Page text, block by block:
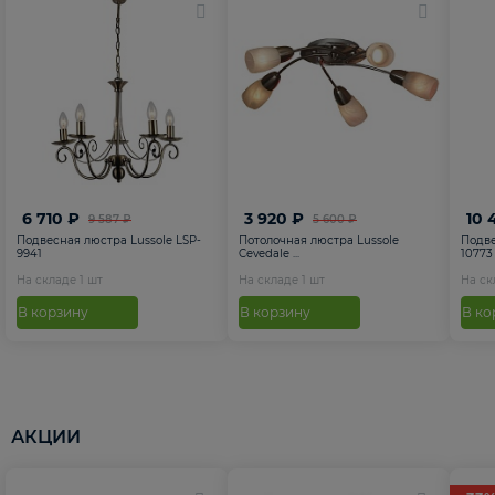
9 587 ₽
6 710 ₽
Подвесная люстра Lussole LSP-
9941
На складе 1 шт
В корзину
5 600 ₽
3 920 ₽
Потолочная люстра Lussole
Cevedale ...
На складе 1 шт
В корзину
10
10773
На
В
АКЦИИ